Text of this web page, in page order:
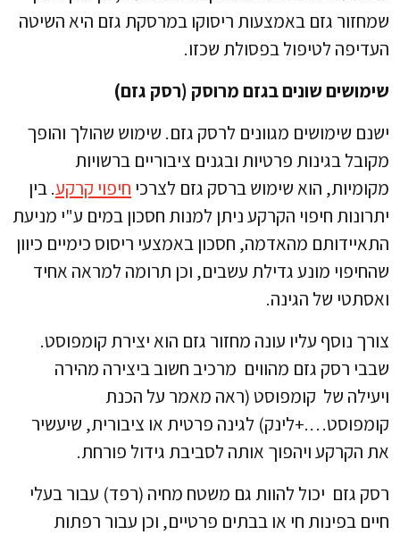
שמחזור גזם באמצעות ריסוקו במרסקת גזם היא השיטה
העדיפה לטיפול בפסולת שכזו.
שימושים שונים בגזם מרוסק (רסק גזם)
ישנם שימושים מגוונים לרסק גזם. שימוש שהולך והופך
מקובל בגינות פרטיות ובגנים ציבוריים ברשויות
מקומיות, הוא שימוש ברסק גזם לצרכי חיפוי קרקע. בין
יתרונות חיפוי הקרקע ניתן למנות חסכון במים ע"י מניעת
התאיידותם מהאדמה, חסכון באמצעי ריסוס כימיים כיוון
שהחיפוי מונע גדילת עשבים, וכן תרומה למראה אחיד
ואסתטי של הגינה.
צורך נוסף עליו עונה מחזור גזם הוא יצירת קומפוסט.
שבבי רסק גזם מהווים מרכיב חשוב ביצירה מהירה
ויעילה של קומפוסט (ראה מאמר על הכנת
קומפוסט….+לינק) לגינה פרטית או ציבורית, שיעשיר
את הקרקע ויהפוך אותה לסביבת גידול פורחת.
רסק גזם יכול להוות גם משטח מחיה (רפד) עבור בעלי
חיים בפינות חי או בבתים פרטיים, וכן עבור רפתות